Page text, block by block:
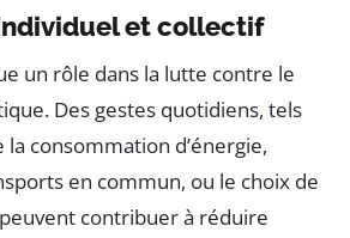
et collectif
un rôle dans la lutte contre le
Des gestes quotidiens, tels
consommation d’énergie,
en commun, ou le choix de
contribuer à réduire